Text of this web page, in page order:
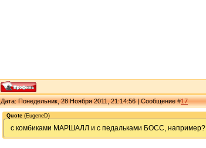
Дата: Понедельник, 28 Ноября 2011, 21:14:56 | Сообщение #17
Quote (EugeneD)
с комбиками МАРШАЛЛ и с педальками БОСС, например?